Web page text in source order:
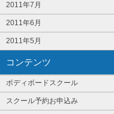
2011年7月
2011年6月
2011年5月
コンテンツ
ボディボードスクール
スクール予約お申込み